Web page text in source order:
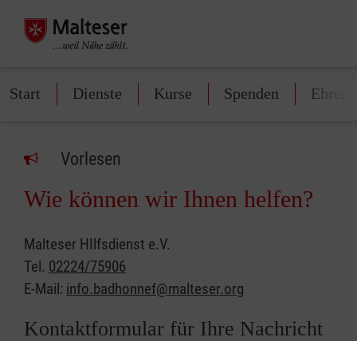
Start Dienste Kurse Spenden
Vorlesen
Wie können wir Ihnen helfen?
Malteser HIlfsdienst e.V.
Tel. 02224/75906
E-Mail: info.badhonnef@malteser.org
Kontaktformular für Ihre Nachricht